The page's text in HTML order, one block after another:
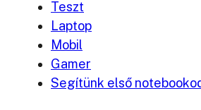
Teszt
Laptop
Mobil
Gamer
Segítünk első